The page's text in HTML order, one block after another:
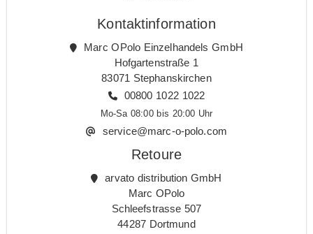
Kontaktinformation
Marc OPolo Einzelhandels GmbH
Hofgartenstraße 1
83071 Stephanskirchen
00800 1022 1022
Mo-Sa 08:00 bis 20:00 Uhr
service@marc-o-polo.com
Retoure
arvato distribution GmbH
Marc OPolo
Schleefstrasse 507
44287 Dortmund